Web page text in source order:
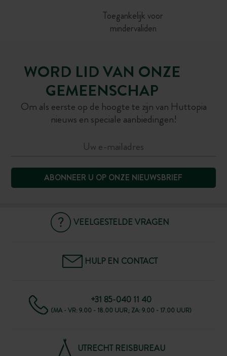
Toegankelijk voor
mindervaliden
WORD LID VAN ONZE
GEMEENSCHAP
Om als eerste op de hoogte te zijn van Huttopia
nieuws en speciale aanbiedingen!
ABONNEER U OP ONZE NIEUWSBRIEF
VEELGESTELDE VRAGEN
HULP EN CONTACT
+31 85-040 11 40
(MA - VR: 9.00 - 18.00 UUR; ZA: 9.00 - 17.00 UUR)
UTRECHT REISBUREAU